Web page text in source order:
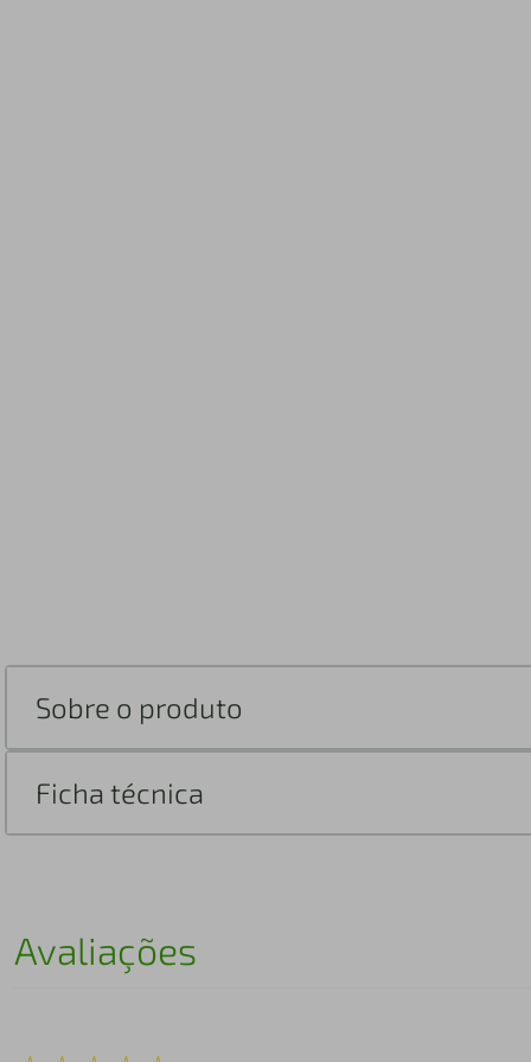
Sobre o produto
Ficha técnica
Avaliações